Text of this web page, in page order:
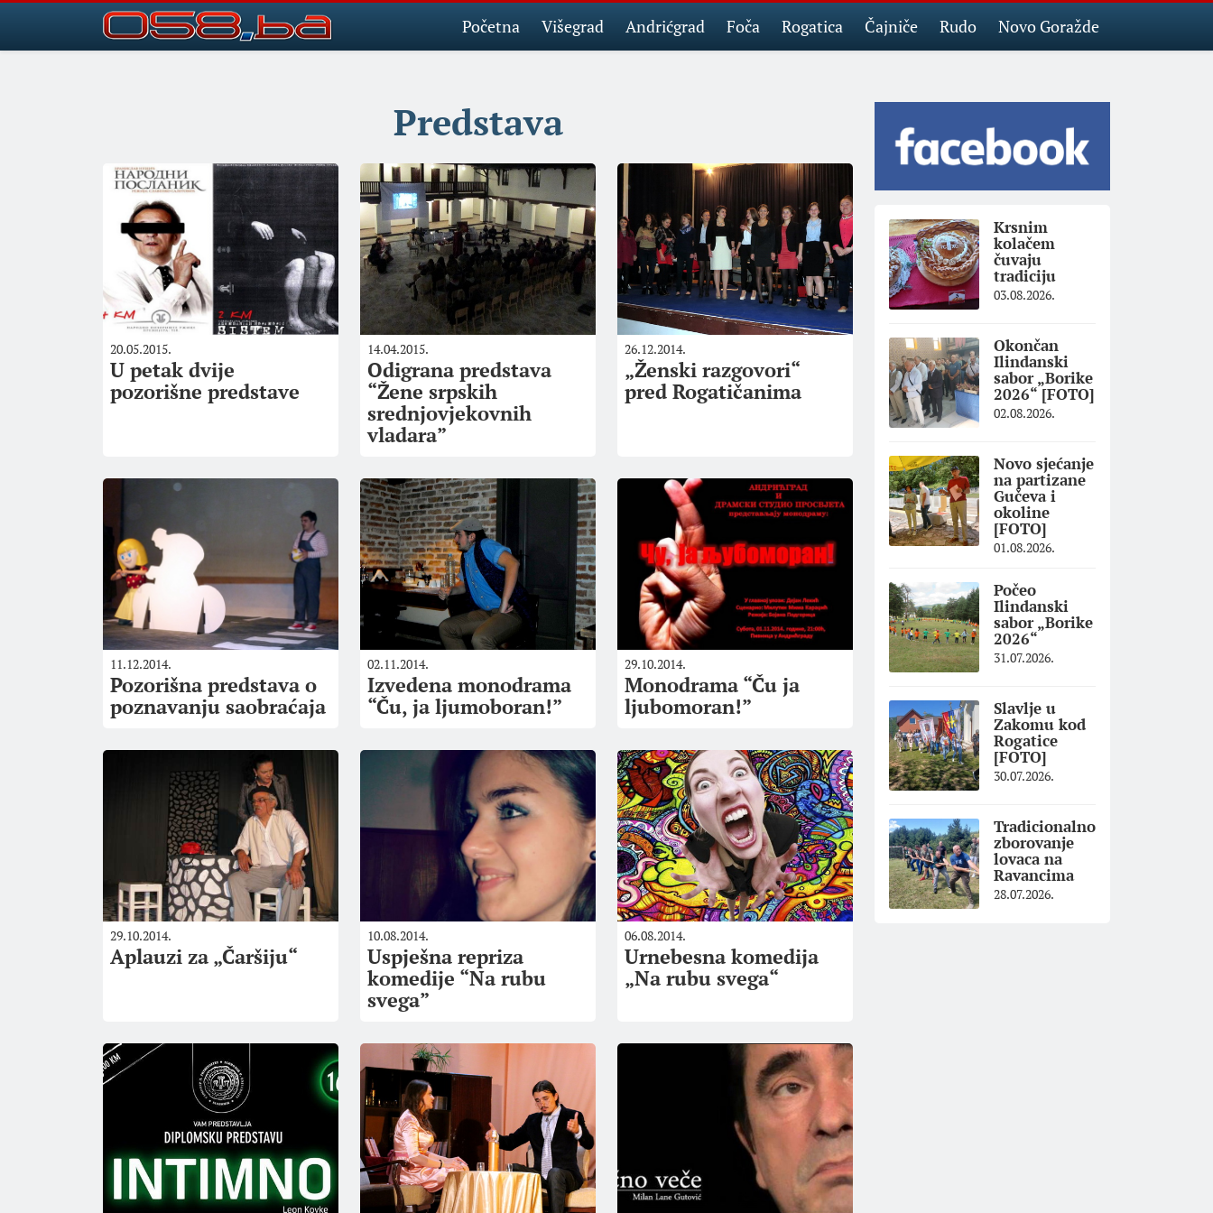
Početna Višegrad Andrićgrad Foča Rogatica Čajniče Rudo Novo Goražde
Predstava
20.05.2015.
U petak dvije
pozorišne predstave
14.04.2015.
Odigrana predstava
“Žene srpskih
srednjovjekovnih
vladara”
26.12.2014.
„Ženski razgovori“
pred Rogatičanima
11.12.2014.
Pozorišna predstava o
poznavanju saobraćaja
02.11.2014.
Izvedena monodrama
“Ču, ja ljumoboran!”
29.10.2014.
Monodrama “Ču ja
ljubomoran!”
29.10.2014.
Aplauzi za „Čaršiju“
10.08.2014.
Uspješna repriza
komedije “Na rubu
svega”
06.08.2014.
Urnebesna komedija
„Na rubu svega“
Krsnim
kolačem
čuvaju
tradiciju
03.08.2026.
Okončan
Ilindanski
sabor „Borike
2026“ [FOTO]
02.08.2026.
Novo sjećanje
na partizane
Gučeva i
okoline
[FOTO]
01.08.2026.
Počeo
Ilindanski
sabor „Borike
2026“
31.07.2026.
Slavlje u
Zakomu kod
Rogatice
[FOTO]
30.07.2026.
Tradicionalno
zborovanje
lovaca na
Ravancima
28.07.2026.